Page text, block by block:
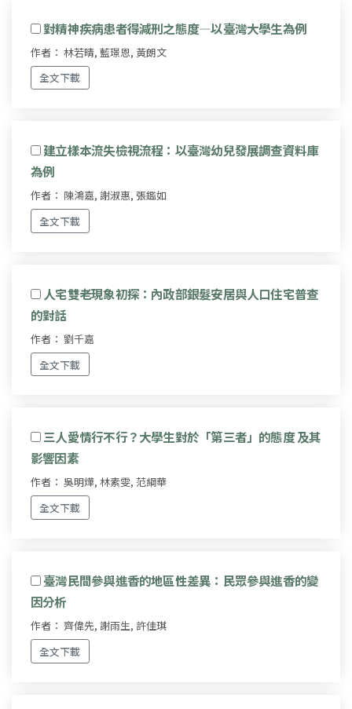
對精神疾病患者得減刑之態度—以臺灣大學生為例
作者： 林若晴, 藍璟恩, 黃朗文
全文下載
建立樣本流失檢視流程：以臺灣幼兒發展調查資料庫
為例
作者： 陳鴻嘉, 謝淑惠, 張鑑如
全文下載
人宅雙老現象初探：內政部銀髮安居與人口住宅普查
的對話
作者： 劉千嘉
全文下載
三人愛情行不行？大學生對於「第三者」的態度 及其
影響因素
作者： 吳明燁, 林素雯, 范綱華
全文下載
臺灣民間參與進香的地區性差異：民眾參與進香的變
因分析
作者： 齊偉先, 謝雨生, 許佳琪
全文下載